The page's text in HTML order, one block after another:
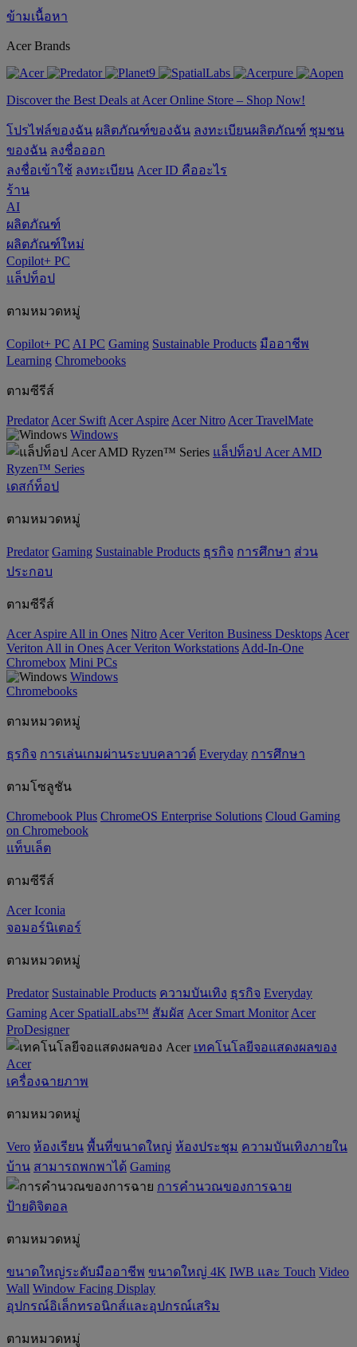
ข้ามเนื้อหา
Acer Brands
Discover the Best Deals at Acer Online Store – Shop Now!
โปรไฟล์ของฉัน ผลิตภัณฑ์ของฉัน ลงทะเบียนผลิตภัณฑ์ ชุมชน
ของฉัน ลงชื่อออก
ลงชื่อเข้าใช้ ลงทะเบียน Acer ID คืออะไร
ร้าน
AI
ผลิตภัณฑ์
ผลิตภัณฑ์ใหม่
Copilot+ PC
แล็ปท็อป
ตามหมวดหมู่
Copilot+ PC AI PC Gaming ‌Sustainable Products มืออาชีพ
‌Learning Chromebooks
ตามซีรีส์
Predator Acer Swift Acer Aspire Acer Nitro Acer TravelMate
Windows
แล็ปท็อป Acer AMD
Ryzen™ Series
เดสก์ท็อป
ตามหมวดหมู่
Predator Gaming ‌Sustainable Products ธุรกิจ การศึกษา ส่วน
ประกอบ
ตามซีรีส์
Acer Aspire All in Ones Nitro Acer Veriton Business Desktops Acer
Veriton All in Ones Acer Veriton Workstations Add-In-One
Chromebox Mini PCs
Windows
Chromebooks
ตามหมวดหมู่
ธุรกิจ การเล่นเกมผ่านระบบคลาวด์ Everyday การศึกษา
ตามโซลูชัน
Chromebook Plus ChromeOS Enterprise Solutions Cloud Gaming
on Chromebook
แท็บเล็ต
ตามซีรีส์
Acer Iconia
จอมอร์นิเตอร์
ตามหมวดหมู่
Predator ‌Sustainable Products ความบันเทิง ธุรกิจ Everyday
Gaming Acer SpatialLabs™ สัมผัส Acer Smart Monitor Acer
ProDesigner
เทคโนโลยีจอแสดงผลของ
Acer
เครื่องฉายภาพ
ตามหมวดหมู่
Vero ห้องเรียน พื้นที่ขนาดใหญ่ ห้องประชุม ความบันเทิงภายใน
บ้าน สามารถพกพาได้ Gaming
การคำนวณของการฉาย
ป้ายดิจิตอล
ตามหมวดหมู่
ขนาดใหญ่ระดับมืออาชีพ ขนาดใหญ่ 4K IWB และ Touch Video
Wall Window Facing Display
อุปกรณ์อิเล็กทรอนิกส์และอุปกรณ์เสริม
ตามหมวดหมู่